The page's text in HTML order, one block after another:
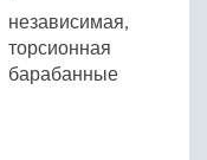
независимая,
торсионная
барабанные